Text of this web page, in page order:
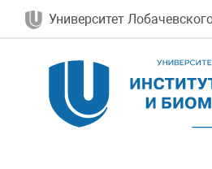
Университет